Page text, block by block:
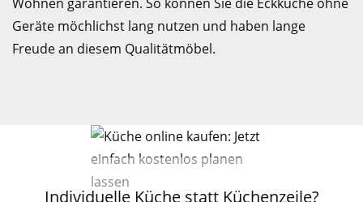
Geräte möchlichst lang nutzen und haben lange
Freude an diesem Qualitätmöbel.
Individuelle Küche statt Küchenzeile?